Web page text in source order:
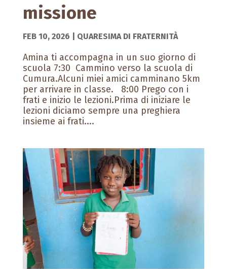
missione
FEB 10, 2026 QUARESIMA DI FRATERNITÀ
Amina ti accompagna in un suo giorno di
scuola 7:30 Cammino verso la scuola di
Cumura.Alcuni miei amici camminano 5km
per arrivare in classe. 8:00 Prego con i
frati e inizio le lezioni.Prima di iniziare le
lezioni diciamo sempre una preghiera
insieme ai frati....